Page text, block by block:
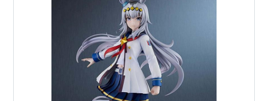
レコードタイム決着での死闘、更にGI連闘
によるマイルCS優勝など、勝ち負けを超越したレベル
で怪物オグリキャップを強く印象付けた。引退年である
1990年春は武豊を鞍上に迎え危なげ無く安田記念を制
したものの、宝塚記念の2着後に脚部不安を発症、予定
されていた米国アーリントンミリオンへの遠征プランを